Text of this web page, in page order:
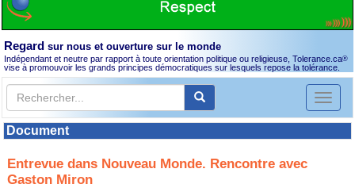
Regard sur nous et ouverture sur le monde
Indépendant et neutre par rapport à toute orientation politique ou religieuse, Tolerance.ca®
vise à promouvoir les grands principes démocratiques sur lesquels repose la tolérance.
Toggle
Document
Entrevue dans Nouveau Monde. Rencontre avec
Gaston Miron